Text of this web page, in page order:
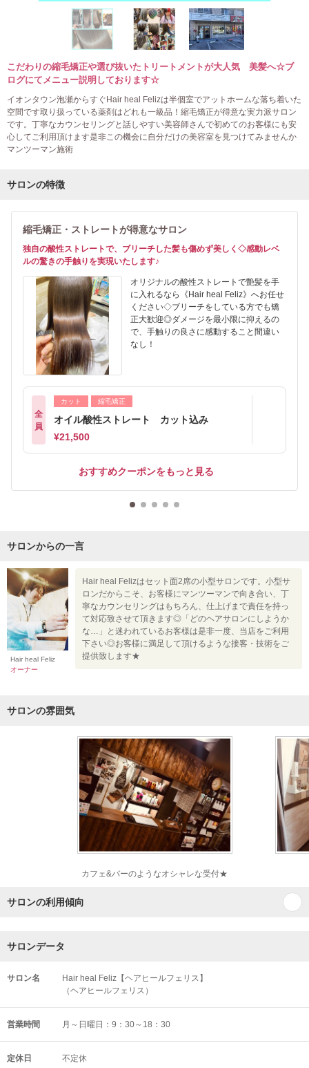
こだわりの縮毛矯正や選び抜いたトリートメントが大人気 美髪へ☆ブ
ログにてメニュー説明しております☆
イオンタウン泡瀬からすぐHair heal Felizは半個室でアットホームな落ち着いた
空間です取り扱っている薬剤はどれも一級品！縮毛矯正が得意な実力派サロン
です。丁寧なカウンセリングと話しやすい美容師さんで初めてのお客様にも安
心してご利用頂けます是非この機会に自分だけの美容室を見つけてみませんか
マンツーマン施術
サロンの特徴
縮毛矯正・ストレートが得意なサロン
独自の酸性ストレートで、ブリーチした髪も傷めず美しく◇感動レベ
ルの驚きの手触りを実現いたします♪
オリジナルの酸性ストレートで艶髪を手
に入れるなら《Hair heal Feliz》へお任せ
ください◇ブリーチをしている方でも矯
正大歓迎◎ダメージを最小限に抑えるの
で、手触りの良さに感動すること間違い
なし！
全
員
カット 縮毛矯正
オイル酸性ストレート カット込み
¥21,500
おすすめクーポンをもっと見る
サロンからの一言
Hair heal Feliz
オーナー
Hair heal Felizはセット面2席の小型サロンです。小型サ
ロンだからこそ、お客様にマンツーマンで向き合い、丁
寧なカウンセリングはもちろん、仕上げまで責任を持っ
て対応致させて頂きます◎「どのヘアサロンにしようか
な…」と迷われているお客様は是非一度、当店をご利用
下さい◎お客様に満足して頂けるような接客・技術をご
提供致します★
サロンの雰囲気
カフェ&バーのようなオシャレな受付★
サロンの利用傾向
サロンデータ
サロン名
Hair heal Feliz【ヘアヒールフェリス】
（ヘアヒールフェリス）
営業時間 月～日曜日：9：30～18：30
定休日 不定休